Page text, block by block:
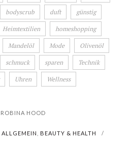
bodyscrub duft günstig
Heimtextilien homeshopping
Mandelöl Mode Olivenöl
schmuck sparen Technik
Uhren Wellness
ROBINA HOOD
ALLGEMEIN BEAUTY & HEALTH /